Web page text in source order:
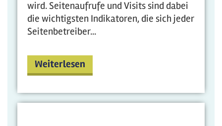
wird. Seitenaufrufe und Visits sind dabei
die wichtigsten Indikatoren, die sich jeder
Seitenbetreiber...
Weiterlesen